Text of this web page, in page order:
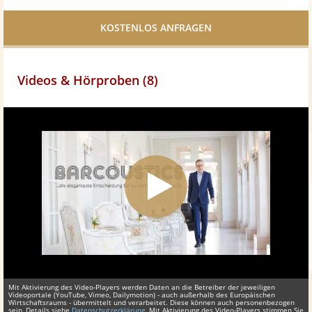
Facebook
Videos & Hörproben (8)
Mit Aktivierung des Video-Players werden Daten an die Betreiber der jeweiligen
Videoportale (YouTube, Vimeo, Dailymotion) - auch außerhalb des Europäischen
Wirtschaftsraums - übermittelt und verarbeitet. Diese können auch personenbezogen